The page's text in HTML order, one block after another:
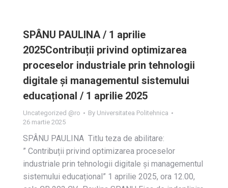
SPÂNU PAULINA / 1 aprilie
2025Contribuții privind optimizarea
proceselor industriale prin tehnologii
digitale și managementul sistemului
educațional / 1 aprilie 2025
Uncategorized @ro By Universitatea Politehnica
26 martie 2025
SPÂNU PAULINA Titlu teza de abilitare:
” Contribuții privind optimizarea proceselor
industriale prin tehnologii digitale și managementul
sistemului educațional” 1 aprilie 2025, ora 12.00,